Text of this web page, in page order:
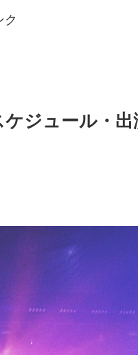
ク
ジュール・出